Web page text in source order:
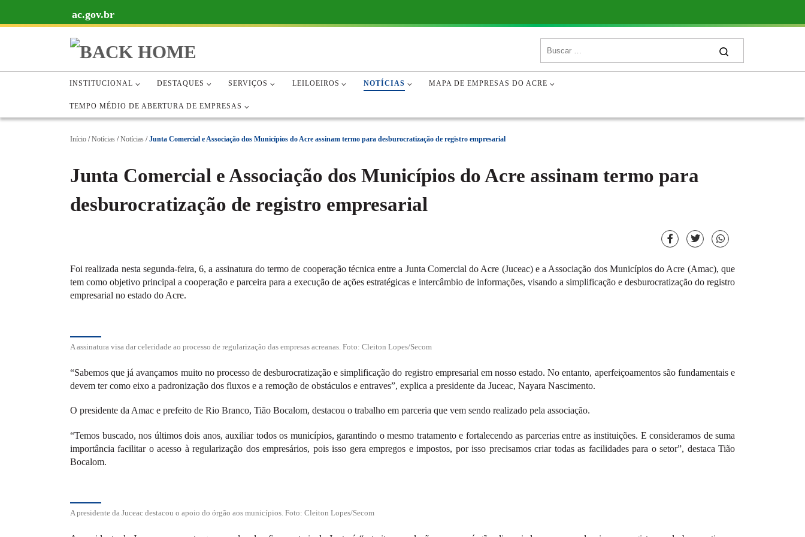
ac.gov.br
SERVIÇOS ÓRGÃOS E ENTIDADES ÓRGÃOS E ENTIDADES
PORTAL DA TRANSPARÊNCIA PORTAL DA TRANSPARÊNCIA
INSTITUCIONAL DESTAQUES SERVIÇOS LEILOEIROS NOTÍCIAS MAPA DE EMPRESAS DO ACRE
TEMPO MÉDIO DE ABERTURA DE EMPRESAS
Início / Notícias / Notícias / Junta Comercial e Associação dos Municípios do Acre assinam termo para desburocratização de registro empresarial
Junta Comercial e Associação dos Municípios do Acre assinam termo para
desburocratização de registro empresarial
Foi realizada nesta segunda-feira, 6, a assinatura do termo de cooperação técnica entre a Junta Comercial do Acre (Juceac) e a Associação dos Municípios do Acre (Amac), que
tem como objetivo principal a cooperação e parceira para a execução de ações estratégicas e intercâmbio de informações, visando a simplificação e desburocratização do registro
empresarial no estado do Acre.
A assinatura visa dar celeridade ao processo de regularização das empresas acreanas. Foto: Cleiton Lopes/Secom
“Sabemos que já avançamos muito no processo de desburocratização e simplificação do registro empresarial em nosso estado. No entanto, aperfeiçoamentos são fundamentais e
devem ter como eixo a padronização dos fluxos e a remoção de obstáculos e entraves”, explica a presidente da Juceac, Nayara Nascimento.
O presidente da Amac e prefeito de Rio Branco, Tião Bocalom, destacou o trabalho em parceria que vem sendo realizado pela associação.
“Temos buscado, nos últimos dois anos, auxiliar todos os municípios, garantindo o mesmo tratamento e fortalecendo as parcerias entre as instituições. E consideramos de suma
importância facilitar o acesso à regularização dos empresários, pois isso gera empregos e impostos, por isso precisamos criar todas as facilidades para o setor”, destaca Tião
Bocalom.
A presidente da Juceac destacou o apoio do órgão aos municípios. Foto: Cleiton Lopes/Secom